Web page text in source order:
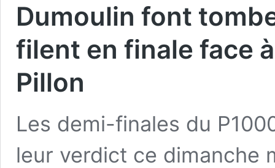
Dumoulin font
filent en finale face
Pillon
Les demi-finales du
leur verdict ce dimanche